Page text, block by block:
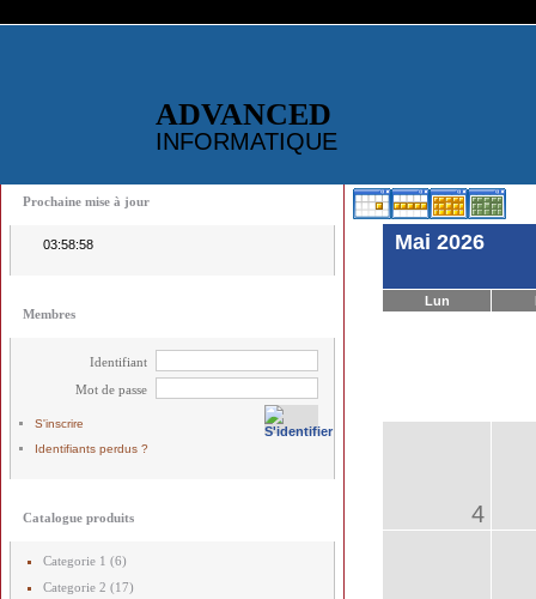
ADVANCED
INFORMATIQUE
Prochaine mise à jour
03:58:58
Membres
Identifiant
Mot de passe
S'inscrire
Identifiants perdus ?
Catalogue produits
Categorie 1 (6)
Categorie 2 (17)
Mai 2026
Lun
4